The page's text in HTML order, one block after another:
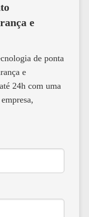
e
de ponta
e
24h com uma